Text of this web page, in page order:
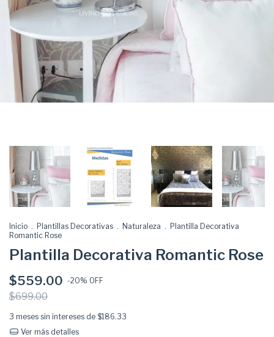
Inicio . Plantillas Decorativas . Naturaleza . Plantilla Decorativa
Romantic Rose
Plantilla Decorativa Romantic Rose
$559.00 -20% OFF
$699.00
3 meses sin intereses de $186.33
Ver más detalles